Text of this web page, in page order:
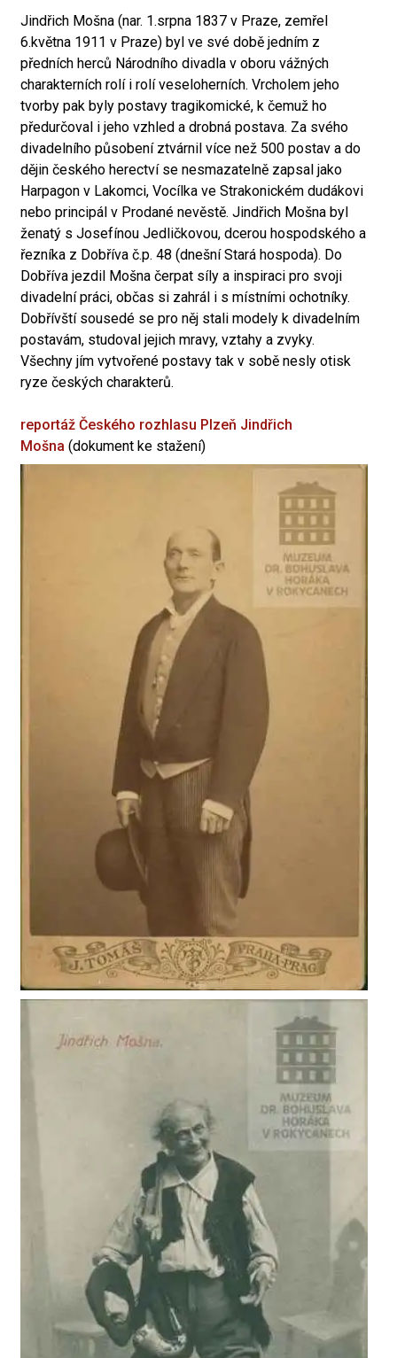
Jindřich Mošna (nar. 1.srpna 1837 v Praze, zemřel
6.května 1911 v Praze) byl ve své době jedním z
předních herců Národního divadla v oboru vážných
charakterních rolí i rolí veseloherních. Vrcholem jeho
tvorby pak byly postavy tragikomické, k čemuž ho
předurčoval i jeho vzhled a drobná postava. Za svého
divadelního působení ztvárnil více než 500 postav a do
dějin českého herectví se nesmazatelně zapsal jako
Harpagon v Lakomci, Vocílka ve Strakonickém dudákovi
nebo principál v Prodané nevěstě. Jindřich Mošna byl
ženatý s Josefínou Jedličkovou, dcerou hospodského a
řezníka z Dobříva č.p. 48 (dnešní Stará hospoda). Do
Dobříva jezdil Mošna čerpat síly a inspiraci pro svoji
divadelní práci, občas si zahrál i s místními ochotníky.
Dobřívští sousedé se pro něj stali modely k divadelním
postavám, studoval jejich mravy, vztahy a zvyky.
Všechny jím vytvořené postavy tak v sobě nesly otisk
ryze českých charakterů.
reportáž Českého rozhlasu Plzeň Jindřich
Mošna (dokument ke stažení)